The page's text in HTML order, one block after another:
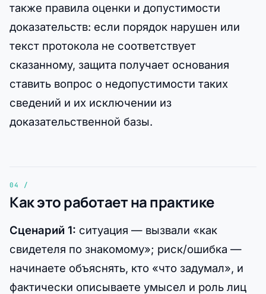
также правила оценки и допустимости
доказательств: если порядок нарушен или
текст протокола не соответствует
сказанному, защита получает основания
ставить вопрос о недопустимости таких
сведений и их исключении из
доказательственной базы.
Как это работает на практике
Сценарий 1: ситуация — вызвали «как
свидетеля по знакомому»; риск/ошибка —
начинаете объяснять, кто «что задумал», и
фактически описываете умысел и роль лиц